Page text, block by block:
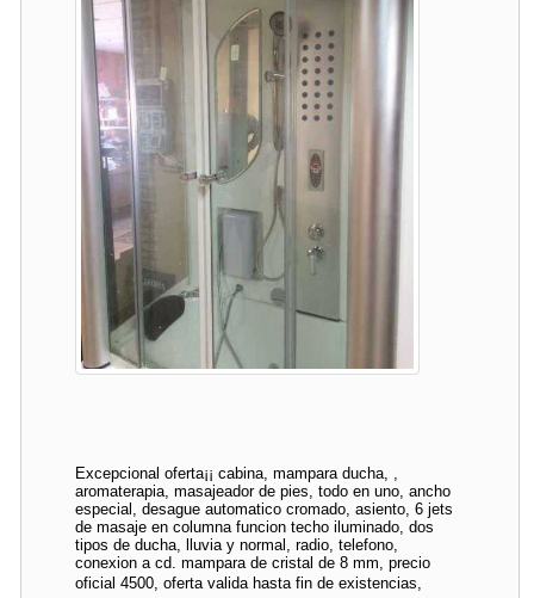
Excepcional oferta¡¡ cabina, mampara ducha, ,
aromaterapia, masajeador de pies, todo en uno, ancho
especial, desague automatico cromado, asiento, 6 jets
de masaje en columna funcion techo iluminado, dos
tipos de ducha, lluvia y normal, radio, telefono,
conexion a cd. mampara de cristal de 8 mm, precio
oficial 4500, oferta valida hasta fin de existencias,